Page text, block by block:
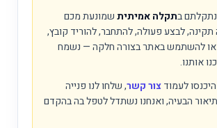
בתקלה אמיתיתשמונעת מכם
תקינה, לבצע פעולה, להתחבר, להוריד קובץ,
או להשתמש באתר בצורה חלקה — נשמח
אותנו.
לעמודצור קשר, שלחו לנו פנייה
הבעיה, ואנחנו נשתדל לטפל בה בהקדם